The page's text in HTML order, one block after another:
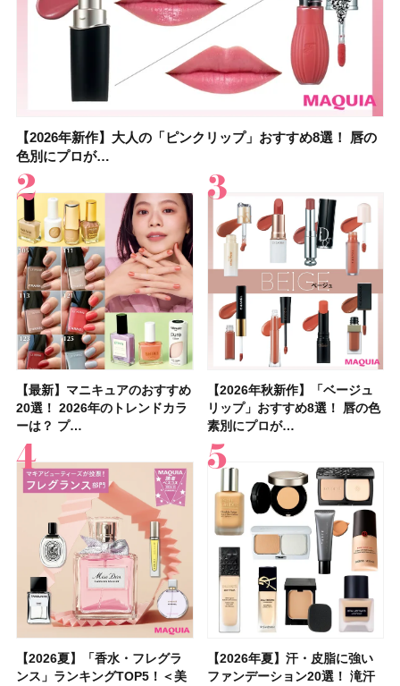
【2026年新作】大人の「ピンクリップ」おすすめ8選！ 唇の
色別にプロが…
【最新】マニキュアのおすすめ
20選！ 2026年のトレンドカラ
ーは？ プ…
【2026年秋新作】「ベージュ
リップ」おすすめ8選！ 唇の色
素別にプロが…
【2026夏】「香水・フレグラ
ンス」ランキングTOP5！＜美
【2026年夏】汗・皮脂に強い
ファンデーション20選！ 滝汗
【上田竜也さんのマイベストコスメ５選】大人になって開眼
したからこそ愛が深…
【2026年夏】汗に強い日焼け
止めのおすすめ13選！ 汗で塗
膜が強化され…
【石井美保さん】おすすめの
「ブライトニング」11選！ ス
キンケアからサプ…
【クリスマスコフレ2026】ク
リニークのホリデーコフレを一
【コスメデコルテ】ブランド最
高峰ラインから新作エイジング
【2026年新作】大人の「ピンクリップ」おすすめ8選！ 唇の
色別にプロが…
【最新】マニキュアのおすすめ
20選！ 2026年のトレンドカラ
ーは？ プ…
【2026年秋新作】「ベージュ
リップ」おすすめ8選！ 唇の色
素別にプロが…
【2026年夏】汗・皮脂に強い
ファンデーション20選！ 滝汗
【崩れないフェイスパウダーの
塗り方】ブラシ？パフ？ 肌質
【2026夏】「香水・フレグランス」ランキングTOP5！＜美
容マニア・マ…
【デパコスのネイルオイル10
選】プレゼントにおすすめ！ケ
ア効果、ビジュ、…
【2026年】ボディ用日焼け止
めUVのおすすめ20選！ この夏
注目の人気…
【2026夏】「リップケア」ラ
ンキングTOP5！＜美容マニア
【クリスマスコフレ2026】
BAUM（バウム）が誘う静寂の
【2026夏】「歯磨き粉・オーラルケア」ランキングTOP5！
＜美容マニア…
【石井美保さんのおすすめお菓
子＆お茶10選】手土産にもぴっ
たり
【板野友美さんの美活】「最
近、下の歯の矯正を再開したん
です」オーラルケア…
【2026夏】「インナーケア・
サプリ」ランキングTOP5！＜
【おすすめダイエットサプリ８
選】食べすぎた日をサポート！
【2026年夏】40代におすすめの髪型30選！ 若く見える・手
入れが楽な…
【2026年夏】おすすめの髪型
36選！ショート・ボブ・ミディ
アム・ロング…
【2026年夏】小顔に見えるボ
ブの髪型37選！ レイヤー・切
りっぱなしな…
【最新】髪のうねり・広がり・
くせ毛におすすめのシャンプー
【2026年】最新トレンド「ボ
ブ」13種類を徹底解説！ 定番
【鈴木えみさんの愛用品30選】コスメ・スキンケア・ヘアケ
アetc.お気に…
【読者プレゼント】羽の見えな
いハンディファン
「baramood」を3名様…
【2026年8月の一粒万倍日】お
すすめの開運コスメ＆美容アイ
テム10選！
【フォロー＆いいねで当たる】
中国割烹旅館 掬水亭の宿泊券
【無印良品】スキンケア×衣料
素材の最強タッグで実現！ 着
【キャンメイク】売切続出！先行発売中の「クリアヴェール
セッティングパウダ…
【セザンヌ】8/7新色追加！
「ウォータリーティントリップ
」10モモピュ…
【限定】&be「リップカラーデ
ュオ 01 ピンクベージュ」レビ
ュー｜落ち…
【全色レビュー】ケイト メロ
ウブラウンアイズ限定色追加！
【スック2026新作】秋コレク
ションを全品スウォッチ&イエ